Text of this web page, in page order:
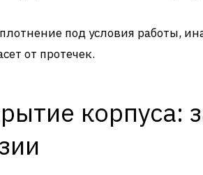
под условия работы,
от протечек.
корпуса: